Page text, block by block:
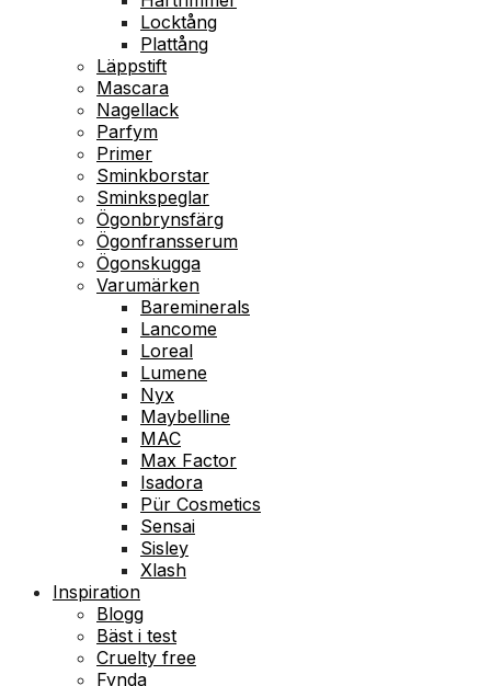
Locktång
Plattång
Läppstift
Mascara
Nagellack
Parfym
Primer
Sminkborstar
Sminkspeglar
Ögonbrynsfärg
Ögonfransserum
Ögonskugga
Varumärken
Bareminerals
Lancome
Loreal
Lumene
Nyx
Maybelline
MAC
Max Factor
Isadora
Pür Cosmetics
Sensai
Sisley
Xlash
Inspiration
Blogg
Bäst i test
Cruelty free
Fynda